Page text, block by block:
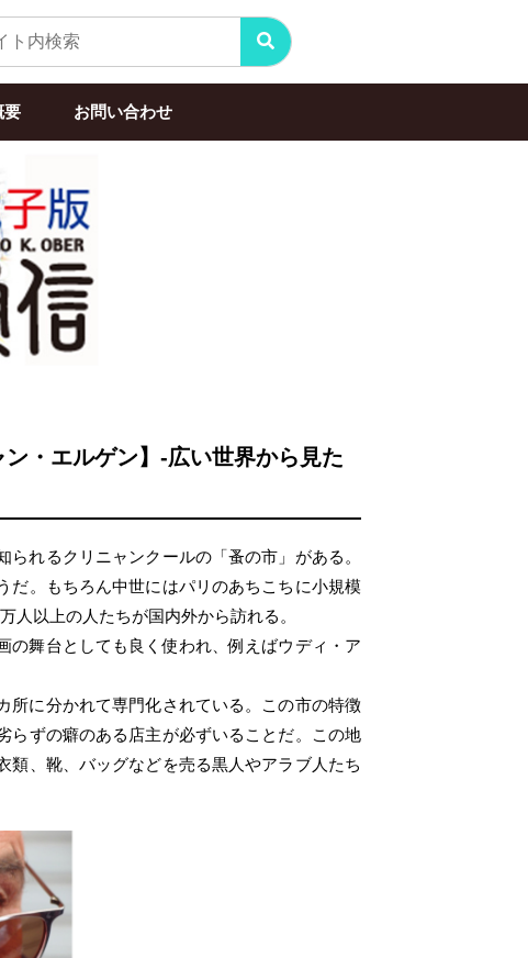
要 お問い合わせ
・エルゲン】-広い世界から見た
れるクリニャンクールの「蚤の市」がある。
だ。もちろん中世にはパリのあちこちに小規模
人以上の人たちが国内外から訪れる。
の舞台としても良く使われ、例えばウディ・ア
所に分かれて専門化されている。この市の特徴
らずの癖のある店主が必ずいることだ。この地
類、靴、バッグなどを売る黒人やアラブ人たち